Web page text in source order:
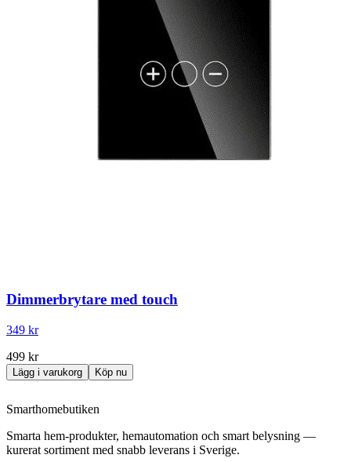
Dimmerbrytare med touch
349 kr
499 kr
Lägg i varukorg Köp nu
Smarthomebutiken
Smarta hem-produkter, hemautomation och smart belysning —
kurerat sortiment med snabb leverans i Sverige.